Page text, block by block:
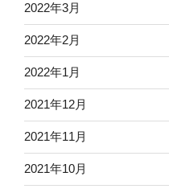
2022年3月
2022年2月
2022年1月
2021年12月
2021年11月
2021年10月